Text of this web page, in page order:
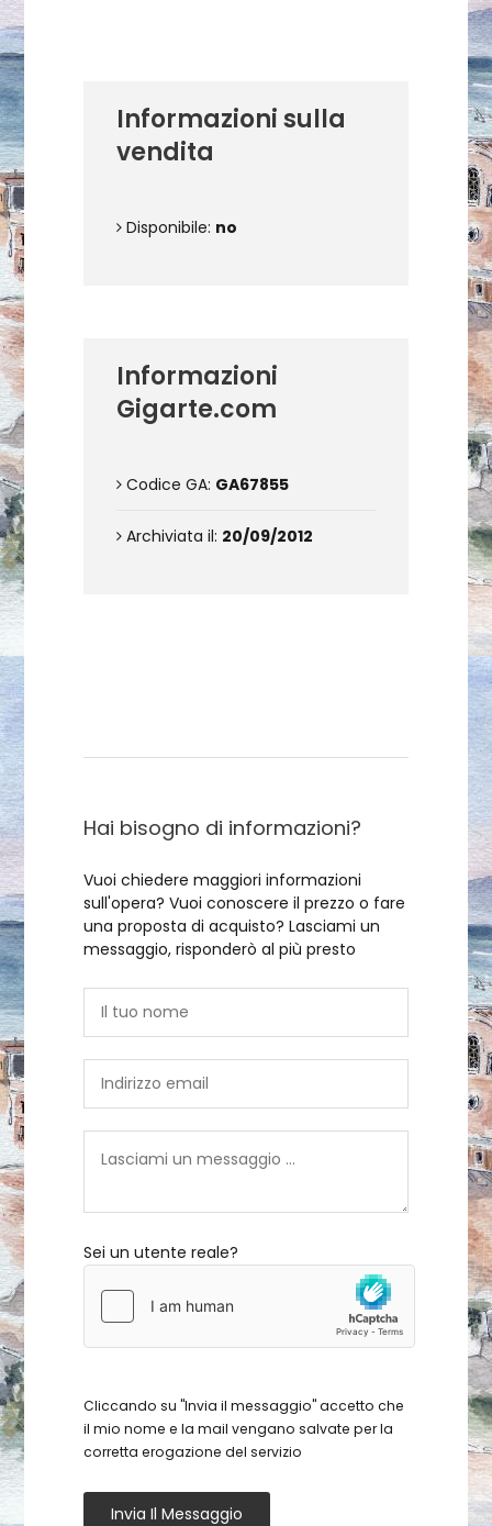
Informazioni sulla
vendita
Disponibile: no
Informazioni
Gigarte.com
Codice GA: GA67855
Archiviata il: 20/09/2012
Hai bisogno di informazioni?
Vuoi chiedere maggiori informazioni
sull'opera? Vuoi conoscere il prezzo o fare
una proposta di acquisto? Lasciami un
messaggio, risponderò al più presto
Sei un utente reale?
Cliccando su "Invia il messaggio" accetto che
il mio nome e la mail vengano salvate per la
corretta erogazione del servizio
Invia Il Messaggio